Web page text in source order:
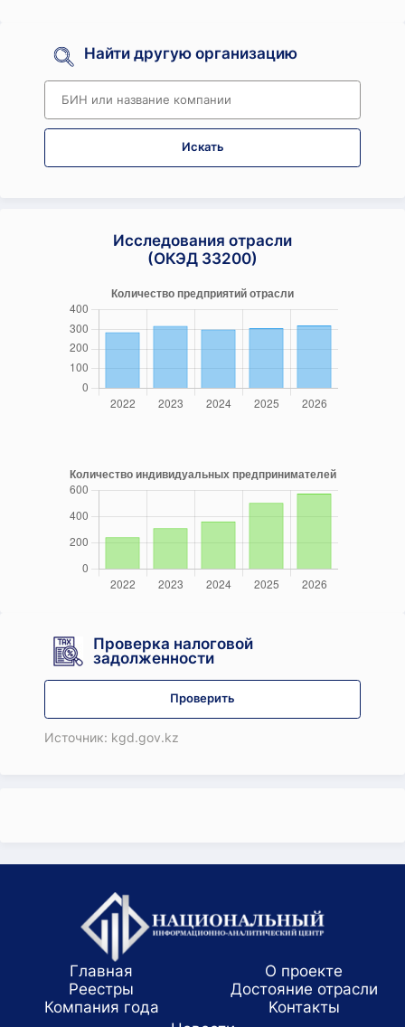
Найти другую организацию
Искать
Исследования отрасли
(ОКЭД 33200)
Проверка налоговой
задолженности
Проверить
Источник: kgd.gov.kz
Главная
О проекте
Реестры
Достояние отрасли
Компания года
Koнтaкты